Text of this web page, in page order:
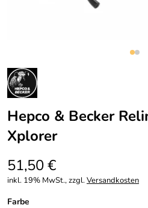
Hepco & Becker
Xplorer
51,50 €
inkl. 19% MwSt., zzgl.Versandkosten
Farbe